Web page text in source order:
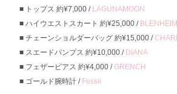
トップス 約¥7,000 / LAGUNAMOON
ハイウエストスカート 約¥25,000 / BLENHEIM
チェーンショルダーバッグ 約¥15,000 /
スエードパンプス 約¥10,000 / DIANA
フェザーピアス 約¥4,000 /GRENCH
ゴールド腕時計 / Fossil